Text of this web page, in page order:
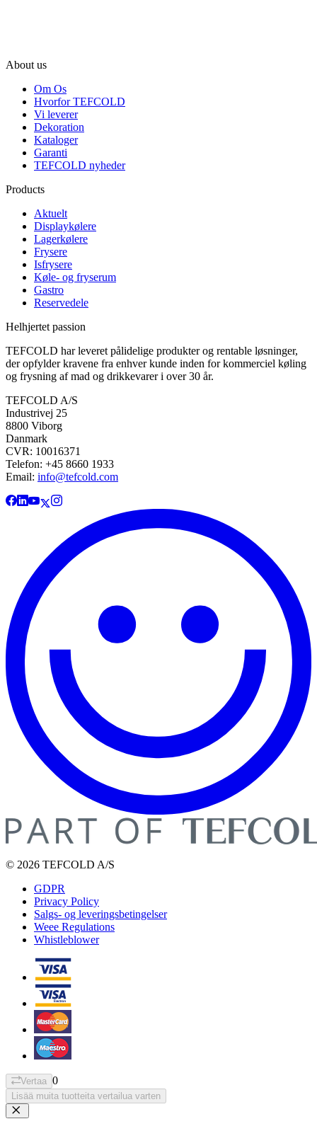
About us
Om Os
Hvorfor TEFCOLD
Vi leverer
Dekoration
Kataloger
Garanti
TEFCOLD nyheder
Products
Aktuelt
Displaykølere
Lagerkølere
Frysere
Isfrysere
Køle- og fryserum
Gastro
Reservedele
Helhjertet passion
TEFCOLD har leveret pålidelige produkter og rentable løsninger,
der opfylder kravene fra enhver kunde inden for kommerciel køling
og frysning af mad og drikkevarer i over 30 år.
TEFCOLD A/S
Industrivej 25
8800 Viborg
Danmark
CVR: 10016371
Telefon: +45 8660 1933
Email: info@tefcold.com
© 2026 TEFCOLD A/S
GDPR
Privacy Policy
Salgs- og leveringsbetingelser
Weee Regulations
Whistleblower
Vertaa 0
Lisää muita tuotteita vertailua varten